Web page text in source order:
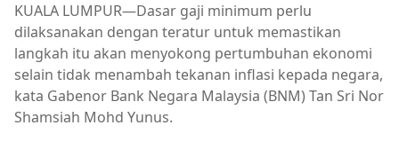
KUALA LUMPUR—Dasar gaji minimum perlu
dilaksanakan dengan teratur untuk memastikan
langkah itu akan menyokong pertumbuhan ekonomi
selain tidak menambah tekanan inflasi kepada negara,
kata Gabenor Bank Negara Malaysia (BNM) Tan Sri Nor
Shamsiah Mohd Yunus.